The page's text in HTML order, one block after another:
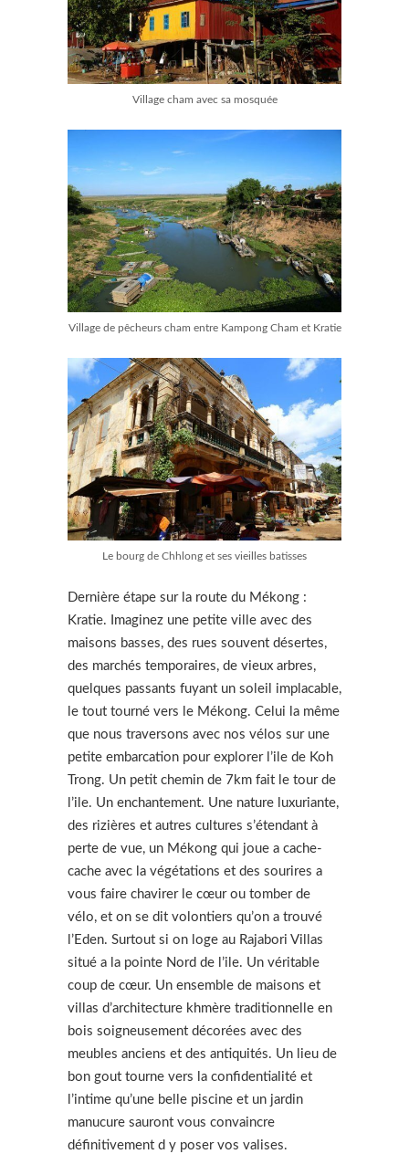
Village cham avec sa mosquée
Village de pêcheurs cham entre Kampong Cham et Kratie
Le bourg de Chhlong et ses vieilles batisses
Dernière étape sur la route du Mékong :
Kratie. Imaginez une petite ville avec des
maisons basses, des rues souvent désertes,
des marchés temporaires, de vieux arbres,
quelques passants fuyant un soleil implacable,
le tout tourné vers le Mékong. Celui la même
que nous traversons avec nos vélos sur une
petite embarcation pour explorer l’ile de Koh
Trong. Un petit chemin de 7km fait le tour de
l’ile. Un enchantement. Une nature luxuriante,
des rizières et autres cultures s’étendant à
perte de vue, un Mékong qui joue a cache-
cache avec la végétations et des sourires a
vous faire chavirer le cœur ou tomber de
vélo, et on se dit volontiers qu’on a trouvé
l’Eden. Surtout si on loge au Rajabori Villas
situé a la pointe Nord de l’ile. Un véritable
coup de cœur. Un ensemble de maisons et
villas d’architecture khmère traditionnelle en
bois soigneusement décorées avec des
meubles anciens et des antiquités. Un lieu de
bon gout tourne vers la confidentialité et
l’intime qu’une belle piscine et un jardin
manucure sauront vous convaincre
définitivement d y poser vos valises.